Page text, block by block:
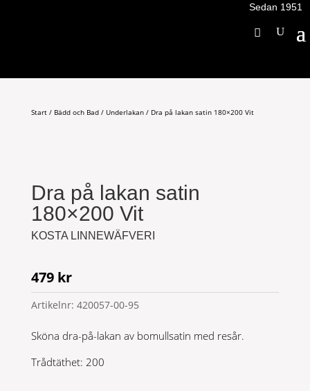
Sedan 1951
Start/ Bädd och Bad/ Underlakan/ Dra på lakan satin 180×200 Vit
Dra på lakan satin
180×200 Vit
KOSTA LINNEWÄFVERI
479 kr
Artikelnr: 420057-00-95
Sköna dra-på-lakan av bomullsatin med resår.
Trådtäthet: 200